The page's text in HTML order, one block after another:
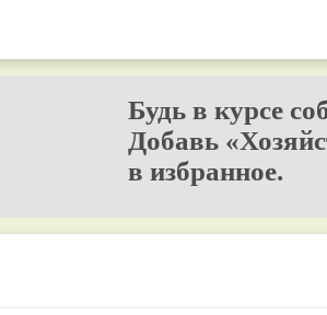
Будь в курсе
Добавь
в избранное.